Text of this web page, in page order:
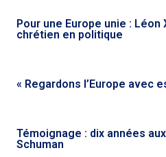
Pour une Europe unie : Léon
chrétien en politique
« Regardons l’Europe avec
Témoignage : dix années
Schuman